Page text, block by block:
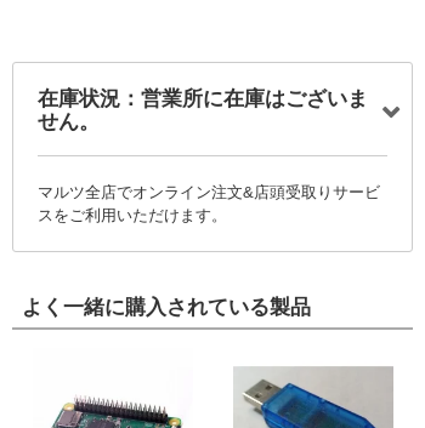
在庫状況：営業所に在庫はございま
せん。
マルツ全店でオンライン注文&店頭受取りサービ
スをご利用いただけます。
よく一緒に購入されている製品